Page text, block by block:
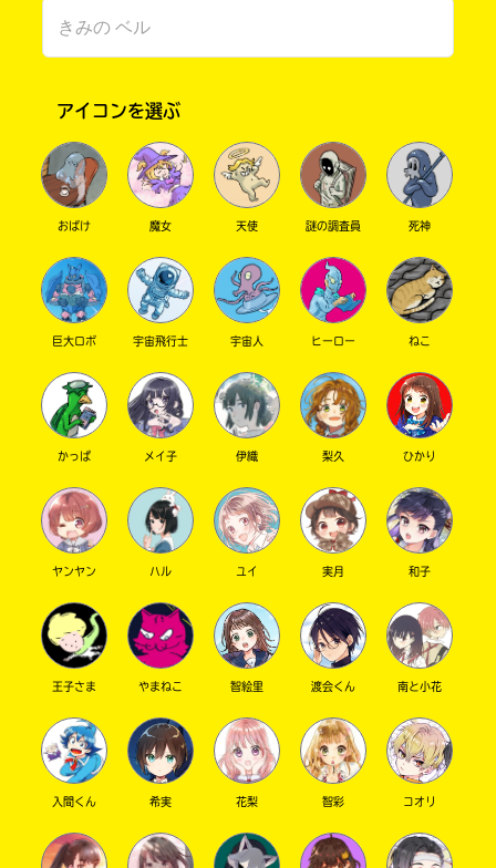
書店に届いた
みんなからのお手紙が
読める
このマチのことを
もっと知りたい
キミに
アイコンを選ぶ
おばけ 魔女 天使 謎の調査員 死神
巨大ロボ 宇宙飛行士 宇宙人 ヒーロー ねこ
かっぱ メイ子 伊織 梨久 ひかり
ヤンヤン ハル ユイ 実月 和子
王子さま やまねこ 智絵里 渡会くん 南と小花
入間くん 希実 花梨 智彩 コオリ